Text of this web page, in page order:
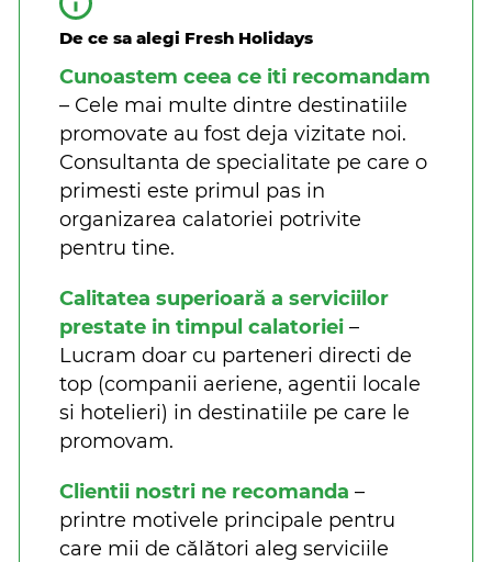
De ce sa alegi Fresh Holidays
Cunoastem ceea ce iti recomandam
– Cele mai multe dintre destinatiile
promovate au fost deja vizitate noi.
Consultanta de specialitate pe care o
primesti este primul pas in
organizarea calatoriei potrivite
pentru tine.
Calitatea superioară a serviciilor
prestate in timpul calatoriei –
Lucram doar cu parteneri directi de
top (companii aeriene, agentii locale
si hotelieri) in destinatiile pe care le
promovam.
Clientii nostri ne recomanda –
printre motivele principale pentru
care mii de călători aleg serviciile